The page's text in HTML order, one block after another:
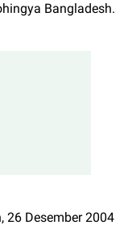
Bangladesh.
26 Desember 2004